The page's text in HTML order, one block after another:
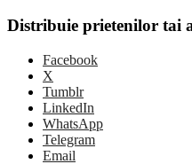
Distribuie prietenilor tai
Facebook
X
Tumblr
LinkedIn
WhatsApp
Telegram
Email